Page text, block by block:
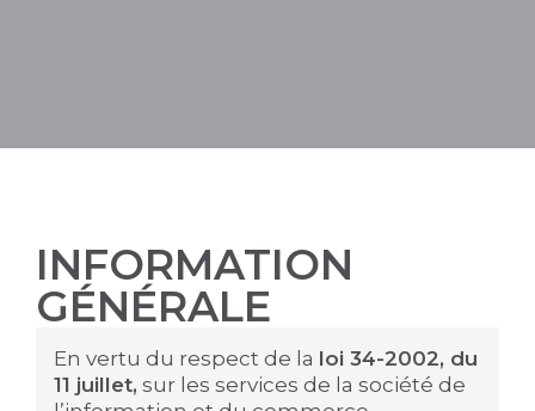
INFORMATION
GÉNÉRALE
En vertu du respect de la loi 34-2002, du
11 juillet, sur les services de la société de